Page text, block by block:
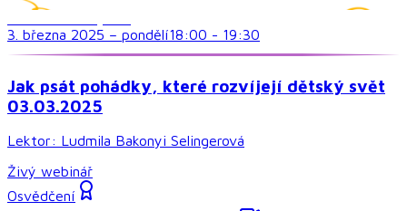
3. března 2025 – pondělí18:00 - 19:30
Jak psát pohádky, které rozvíjejí dětský svět
03.03.2025
Lektor: Ludmila Bakonyi Selingerová
Živý webinář
Osvědčení